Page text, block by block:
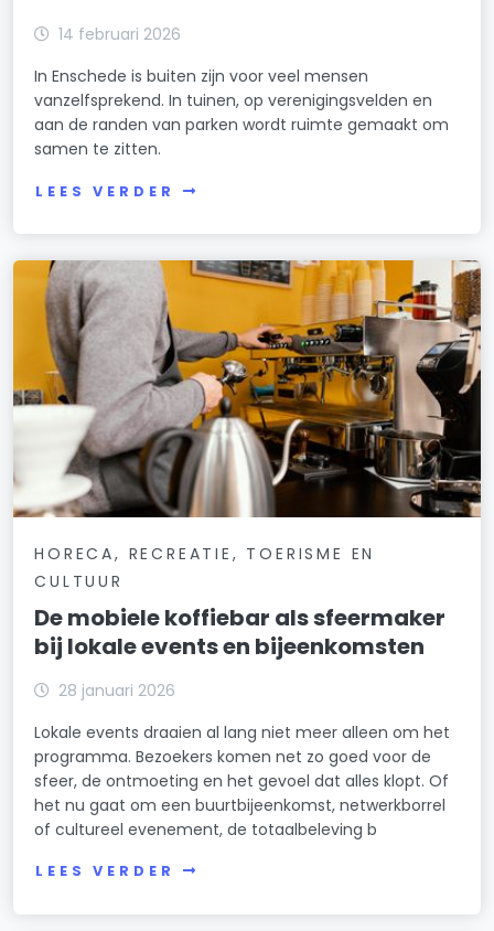
14 februari 2026
In Enschede is buiten zijn voor veel mensen
vanzelfsprekend. In tuinen, op verenigingsvelden en
aan de randen van parken wordt ruimte gemaakt om
samen te zitten.
LEES VERDER
HORECA, RECREATIE, TOERISME EN
CULTUUR
De mobiele koffiebar als sfeermaker
bij lokale events en bijeenkomsten
28 januari 2026
Lokale events draaien al lang niet meer alleen om het
programma. Bezoekers komen net zo goed voor de
sfeer, de ontmoeting en het gevoel dat alles klopt. Of
het nu gaat om een buurtbijeenkomst, netwerkborrel
of cultureel evenement, de totaalbeleving b
LEES VERDER